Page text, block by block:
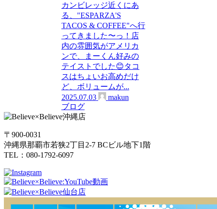
カンビレッジ近くにあ
る、"ESPARZA'S
TACOS & COFFEE"へ行
ってきました〜っ！店
内の雰囲気がアメリカ
ンで、まーくん好みの
テイストでした😊タコ
スはちょいお高めだけ
ど、ボリュームが...
2025.07.03
makun
ブログ
〒900-0031
沖縄県那覇市若狭2丁目2-7 BCビル地下1階
TEL：080-1792-6097